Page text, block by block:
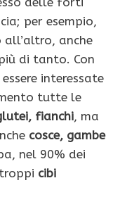
per esempio,
all’altro, anche
di tanto. Con
interessate
tutte le
fianchi, ma
cosce, gambe
nel 90% dei
cibi